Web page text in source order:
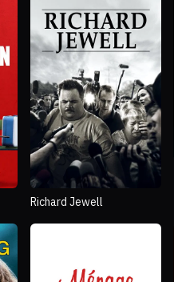
Richard Jewell